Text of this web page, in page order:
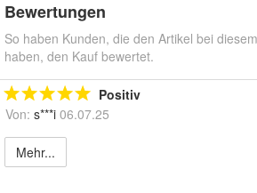
Bewertungen
So haben Kunden, die den Artikel bei
haben, den Kauf bewertet.
Positiv
Von: s***i 06.07.25
Mehr...